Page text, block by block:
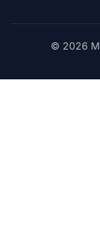
© 2026